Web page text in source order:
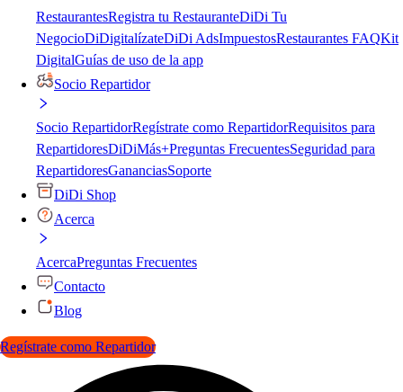
RestaurantesRegistra tu RestauranteDiDi Tu
NegocioDiDigitalízateDiDi AdsImpuestosRestaurantes FAQKit
DigitalGuías de uso de la app
Socio Repartidor
Socio RepartidorRegístrate como RepartidorRequisitos para
RepartidoresDiDiMás+Preguntas FrecuentesSeguridad para
RepartidoresGananciasSoporte
DiDi Shop
Acerca
AcercaPreguntas Frecuentes
Contacto
Blog
Regístrate como Repartidor